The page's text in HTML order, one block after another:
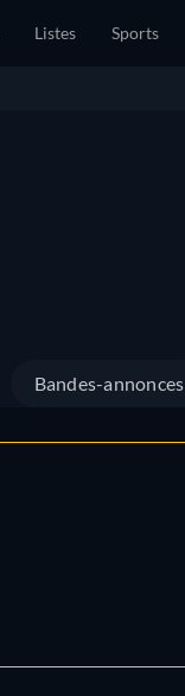
Listes Sports
Bandes-annonces